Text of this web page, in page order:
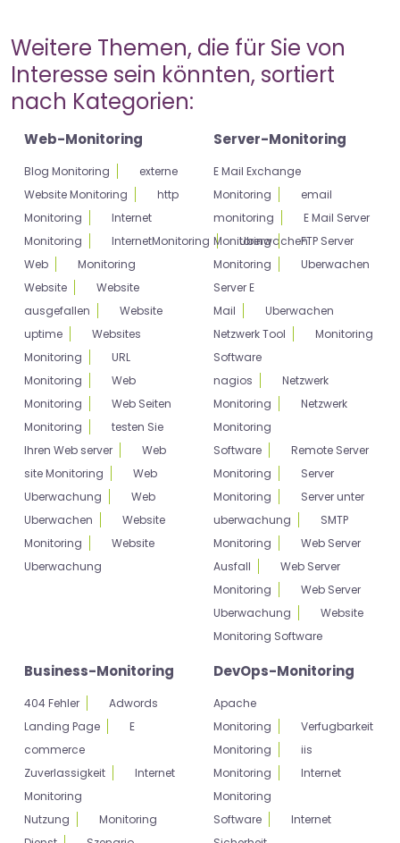
Weitere Themen, die für Sie von
Interesse sein könnten, sortiert
nach Kategorien:
Web-Monitoring
Blog Monitoring
externe
Website Monitoring
http
Monitoring
Internet
Monitoring
InternetMonitoring
Uberwachen
Web
Monitoring
Website
Website
ausgefallen
Website
uptime
Websites
Monitoring
URL
Monitoring
Web
Monitoring
Web Seiten
Monitoring
testen Sie
Ihren Web server
Web
site Monitoring
Web
Uberwachung
Web
Uberwachen
Website
Monitoring
Website
Uberwachung
Server-Monitoring
E Mail Exchange
Monitoring
email
monitoring
E Mail Server
Monitoring
FTP Server
Monitoring
Uberwachen
Server E
Mail
Uberwachen
Netzwerk Tool
Monitoring
Software
nagios
Netzwerk
Monitoring
Netzwerk
Monitoring
Software
Remote Server
Monitoring
Server
Monitoring
Server unter
uberwachung
SMTP
Monitoring
Web Server
Ausfall
Web Server
Monitoring
Web Server
Uberwachung
Website
Monitoring Software
Business-Monitoring
404 Fehler
Adwords
Landing Page
E
commerce
Zuverlassigkeit
Internet
Monitoring
Nutzung
Monitoring
DevOps-Monitoring
Apache
Monitoring
Verfugbarkeit
Monitoring
iis
Monitoring
Internet
Monitoring
Software
Internet